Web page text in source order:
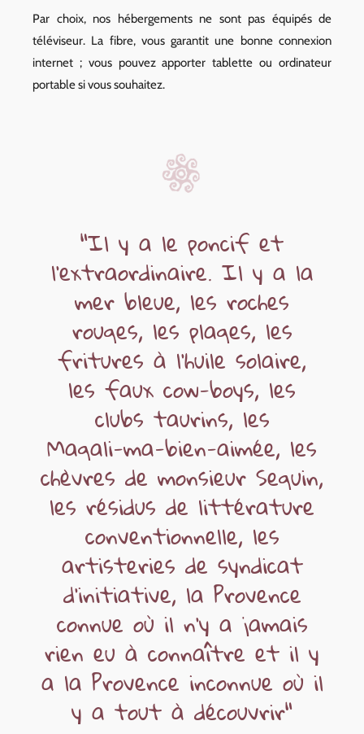
Par choix, nos hébergements ne sont pas équipés de
téléviseur. La fibre, vous garantit une bonne connexion
internet ; vous pouvez apporter tablette ou ordinateur
portable si vous souhaitez.
"Il y a le poncif et
l'extraordinaire. Il y a la
mer bleue, les roches
rouges, les plages, les
fritures à l'huile solaire,
les faux cow-boys, les
clubs taurins, les
Magali-ma-bien-aimée, les
chèvres de monsieur Seguin,
les résidus de littérature
conventionnelle, les
artisteries de syndicat
d'initiative, la Provence
connue où il n'y a jamais
rien eu à connaître et il y
a la Provence inconnue où il
y a tout à découvrir"